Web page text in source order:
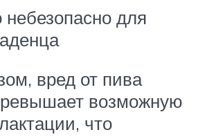
для
вред от пива
возможную
что